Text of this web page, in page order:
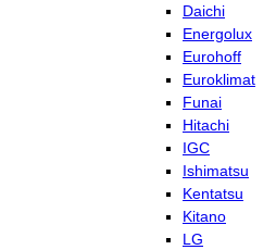
Daichi
Energolux
Eurohoff
Euroklimat
Funai
Hitachi
IGC
Ishimatsu
Kentatsu
Kitano
LG